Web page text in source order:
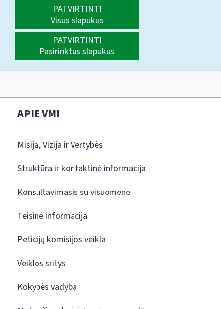
PATVIRTINTI
Visus slapukus
PATVIRTINTI
Pasirinktus slapukus
APIE VMI
Misija, Vizija ir Vertybės
Struktūra ir kontaktinė informacija
Konsultavimasis su visuomene
Teisinė informacija
Peticijų komisijos veikla
Veiklos sritys
Kokybės vadyba